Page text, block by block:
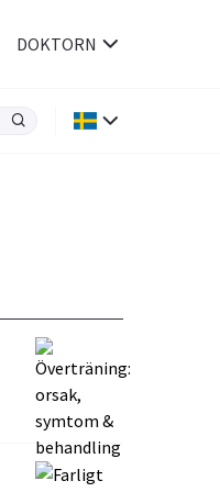
& Samliv
& Stress
DOKTORN